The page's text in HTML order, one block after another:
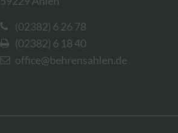
(02382) 6 26 78
(02382) 6 18 40
office@behrensahlen.de